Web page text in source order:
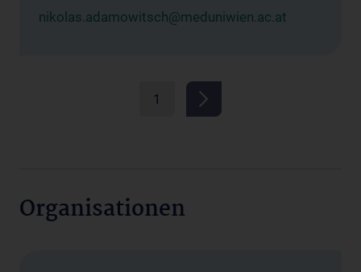
nikolas.adamowitsch@meduniwien.ac.at
1
Organisationen